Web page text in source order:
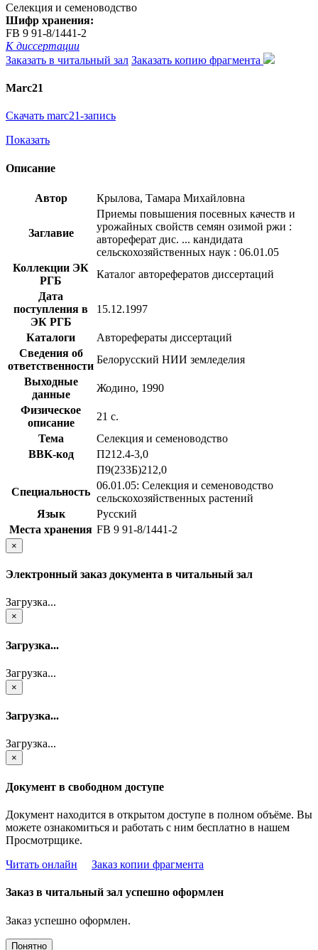
Селекция и семеноводство
Шифр хранения:
FB 9 91-8/1441-2
К диссертации
Заказать в читальный зал Заказать копию фрагмента
Marc21
Скачать marc21-запись
Показать
Описание
Автор Крылова, Тамара Михайловна
Заглавие
Приемы повышения посевных качеств и
урожайных свойств семян озимой ржи :
автореферат дис. ... кандидата
сельскохозяйственных наук : 06.01.05
Коллекции ЭК
РГБ
Каталог авторефератов диссертаций
Дата
поступления в
ЭК РГБ
15.12.1997
Каталоги
Авторефераты диссертаций
Сведения об
ответственности
Белорусский НИИ земледелия
Выходные
данные
Жодино, 1990
Физическое
описание
21 с.
Тема
Селекция и семеноводство
BBK-код
П212.4-3,0
П9(233Б)212,0
Специальность
06.01.05: Селекция и семеноводство
сельскохозяйственных растений
Язык
Русский
Места хранения FB 9 91-8/1441-2
×
Электронный заказ документа в читальный зал
Загрузка...
×
Загрузка...
Загрузка...
×
Загрузка...
Загрузка...
×
Документ в свободном доступе
Документ находится в открытом доступе в полном объёме. Вы
можете ознакомиться и работать с ним бесплатно в нашем
Просмотрщике.
Читать онлайн
Заказ копии фрагмента
Заказ в читальный зал успешно оформлен
Заказ успешно оформлен.
Понятно